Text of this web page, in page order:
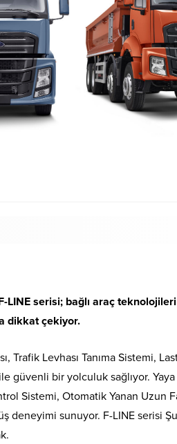
LINE serisi; bağlı araç
dikkat çekiyor.
Trafik Levhası Tanıma Sistemi,
güvenli bir yolculuk sağlıyor.
Sistemi, Otomatik Yanan Uzun
sunuyor. F-LINE serisi